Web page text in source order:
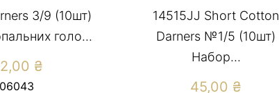
3/9 (10шт)
голо...
₴
06043
14515JJ Short Cotton
Darners №1/5 (10шт)
Набор...
45,00 ₴